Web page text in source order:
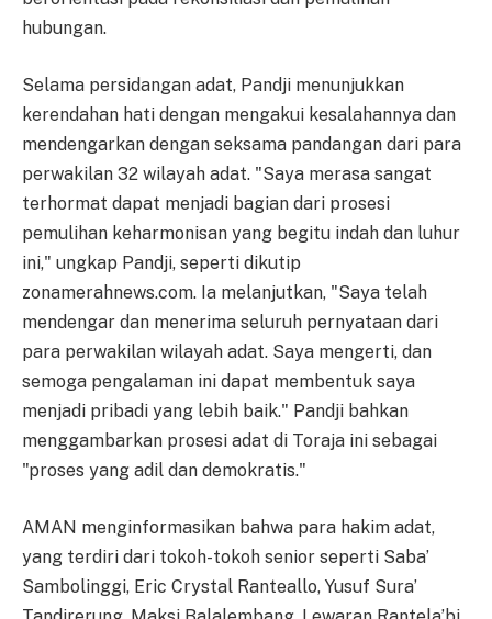
hubungan.
Selama persidangan adat, Pandji menunjukkan
kerendahan hati dengan mengakui kesalahannya dan
mendengarkan dengan seksama pandangan dari para
perwakilan 32 wilayah adat. "Saya merasa sangat
terhormat dapat menjadi bagian dari prosesi
pemulihan keharmonisan yang begitu indah dan luhur
ini," ungkap Pandji, seperti dikutip
zonamerahnews.com. Ia melanjutkan, "Saya telah
mendengar dan menerima seluruh pernyataan dari
para perwakilan wilayah adat. Saya mengerti, dan
semoga pengalaman ini dapat membentuk saya
menjadi pribadi yang lebih baik." Pandji bahkan
menggambarkan prosesi adat di Toraja ini sebagai
"proses yang adil dan demokratis."
AMAN menginformasikan bahwa para hakim adat,
yang terdiri dari tokoh-tokoh senior seperti Saba’
Sambolinggi, Eric Crystal Ranteallo, Yusuf Sura’